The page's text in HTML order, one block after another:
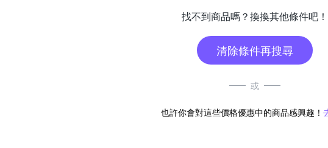
找不到商品嗎？換換其他條件吧！
清除條件再搜尋
或
也許你會對這些價格優惠中的商品感興趣！